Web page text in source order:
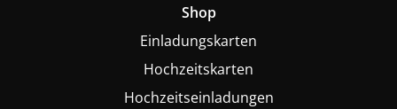
Shop
Einladungskarten
Hochzeitskarten
Hochzeitseinladungen